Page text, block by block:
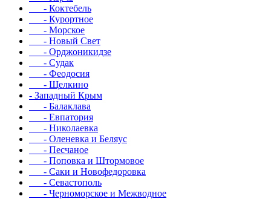
- Коктебель
- Курортное
- Морское
- Новый Свет
- Орджоникидзе
- Судак
- Феодосия
- Щелкино
- Западный Крым
- Балаклава
- Евпатория
- Николаевка
- Оленевка и Беляус
- Песчаное
- Поповка и Штормовое
- Саки и Новофедоровка
- Севастополь
- Черноморское и Межводное